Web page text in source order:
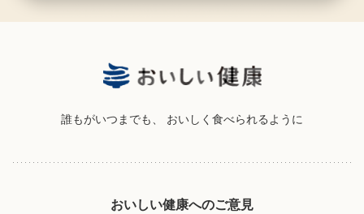
誰もがいつまでも、 おいしく食べられるように
おいしい健康へのご意見